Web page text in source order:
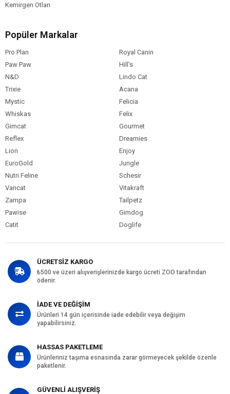
Kemirgen Otları
Popüler Markalar
Pro Plan
Royal Canin
Paw Paw
Hill's
N&D
Lindo Cat
Trixie
Acana
Mystic
Felicia
Whiskas
Felix
Gimcat
Gourmet
Reflex
Dreamies
Lion
Enjoy
EuroGold
Jungle
Nutri Feline
Schesir
Vancat
Vitakraft
Zampa
Tailpetz
Pawise
Gimdog
Catit
Doglife
ÜCRETSİZ KARGO
₺500 ve üzeri alışverişlerinizde kargo ücreti ZOO tarafından
ödenir.
İADE VE DEĞİŞİM
Ürünleri 14 gün içerisinde iade edebilir veya değişim
yapabilirsiniz.
HASSAS PAKETLEME
Ürünleriniz taşıma esnasında zarar görmeyecek şekilde özenle
paketlenir.
GÜVENLİ ALIŞVERİŞ